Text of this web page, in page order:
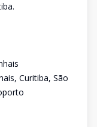
Curitiba, São